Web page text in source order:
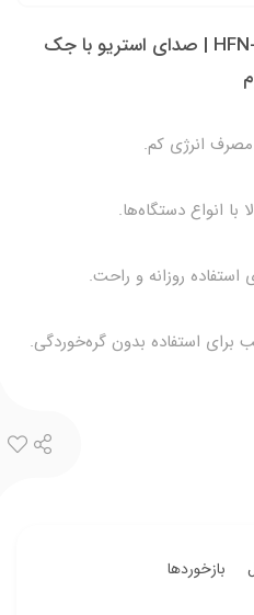
هندزفری سیمی نوکسو مدل HFN-6 | صدای استریو با جک
روزانه و راحت.
بازخوردها